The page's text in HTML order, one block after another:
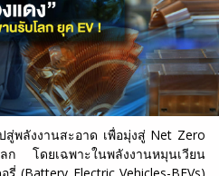
สู่พลังงานสะอาด เพื่อมุ่งสู่ Net Zero
ก โดยเฉพาะในพลังงานหมุนเวียน